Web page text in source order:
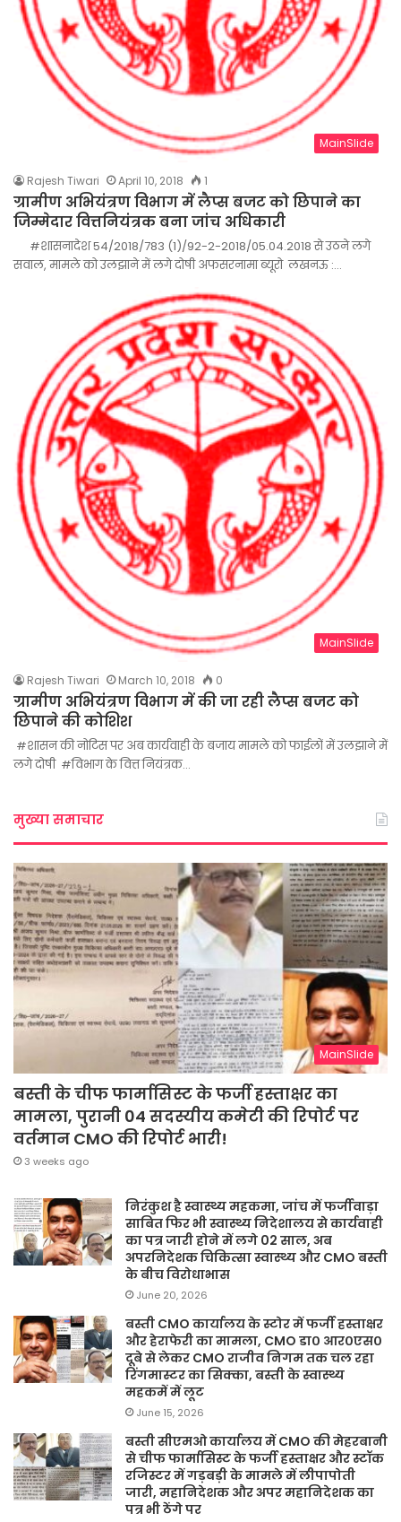
MainSlide
Rajesh Tiwari April 10, 2018 1
ग्रामीण अभियंत्रण विभाग में लैप्स बजट को छिपाने का
जिम्मेदार वित्तनियंत्रक बना जांच अधिकारी
#शासनादेश 54/2018/783 (1)/92-2-2018/05.04.2018 से उठने लगे
सवाल, मामले को उलझाने में लगे दोषी अफसरनामा ब्यूरो लखनऊ :…
MainSlide
Rajesh Tiwari March 10, 2018 0
ग्रामीण अभियंत्रण विभाग में की जा रही लैप्स बजट को
छिपाने की कोशिश
#शासन की नोटिस पर अब कार्यवाही के बजाय मामले को फाईलों में उलझाने में
लगे दोषी #विभाग के वित्त नियंत्रक…
मुख्या समाचार
MainSlide
बस्ती के चीफ फार्मासिस्ट के फर्जी हस्ताक्षर का
मामला, पुरानी 04 सदस्यीय कमेटी की रिपोर्ट पर
वर्तमान CMO की रिपोर्ट भारी!
3 weeks ago
निरंकुश है स्वास्थ्य महकमा, जांच में फर्जीवाड़ा
साबित फिर भी स्वास्थ्य निदेशालय से कार्यवाही
का पत्र जारी होने में लगे 02 साल, अब
अपरनिदेशक चिकित्सा स्वास्थ्य और CMO बस्ती
के बीच विरोधाभास
June 20, 2026
बस्ती CMO कार्यालय के स्टोर में फर्जी हस्ताक्षर
और हेराफेरी का मामला, CMO डा० आर०एस०
दूबे से लेकर CMO राजीव निगम तक चल रहा
रिंगमास्टर का सिक्का, बस्ती के स्वास्थ्य
महकमें में लूट
June 15, 2026
बस्ती सीएमओ कार्यालय में CMO की मेहरबानी
से चीफ फार्मासिस्ट के फर्जी हस्ताक्षर और स्टॉक
रजिस्टर में गड़बड़ी के मामले में लीपापोती
जारी, महानिदेशक और अपर महानिदेशक का
पत्र भी ठेंगे पर